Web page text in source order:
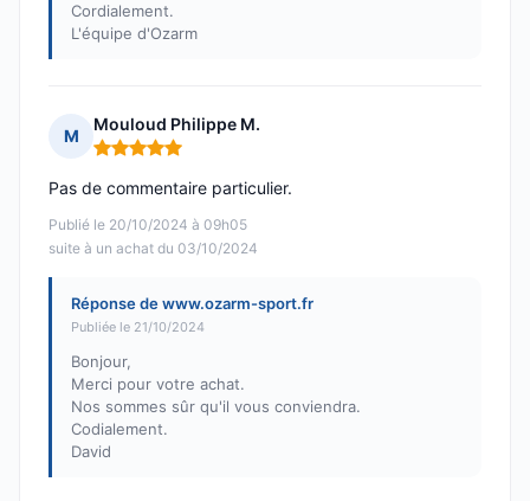
Cordialement.
L'équipe d'Ozarm
M
Mouloud Philippe M.
Note : 5 sur 5
Publié le 20/10/2024 à 09h05
suite à un achat du 03/10/2024
Pas de commentaire particulier.
Réponse de www.ozarm-sport.fr
Publiée le 21/10/2024
Bonjour,
Merci pour votre achat.
Nos sommes sûr qu'il vous conviendra.
Codialement.
David